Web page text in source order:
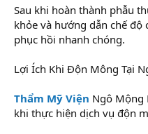
Sau khi hoàn thành phẫu
khỏe và hướng dẫn chế độ
phục hồi nhanh chóng.
Lợi Ích Khi Độn Mông Tại
Thẩm Mỹ Viện Ngô Mộng
khi thực hiện dịch vụ độn